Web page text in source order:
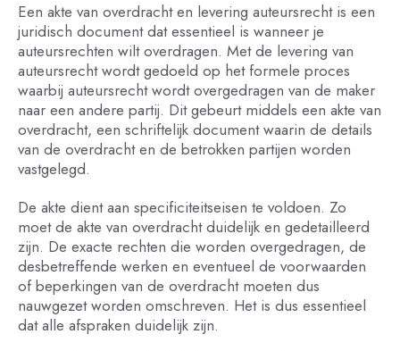
Een akte van overdracht en levering auteursrecht is een
juridisch document dat essentieel is wanneer je
auteursrechten wilt overdragen. Met de levering van
auteursrecht wordt gedoeld op het formele proces
waarbij auteursrecht wordt overgedragen van de maker
naar een andere partij. Dit gebeurt middels een akte van
overdracht, een schriftelijk document waarin de details
van de overdracht en de betrokken partijen worden
vastgelegd.
De akte dient aan specificiteitseisen te voldoen. Zo
moet de akte van overdracht duidelijk en gedetailleerd
zijn. De exacte rechten die worden overgedragen, de
desbetreffende werken en eventueel de voorwaarden
of beperkingen van de overdracht moeten dus
nauwgezet worden omschreven. Het is dus essentieel
dat alle afspraken duidelijk zijn.